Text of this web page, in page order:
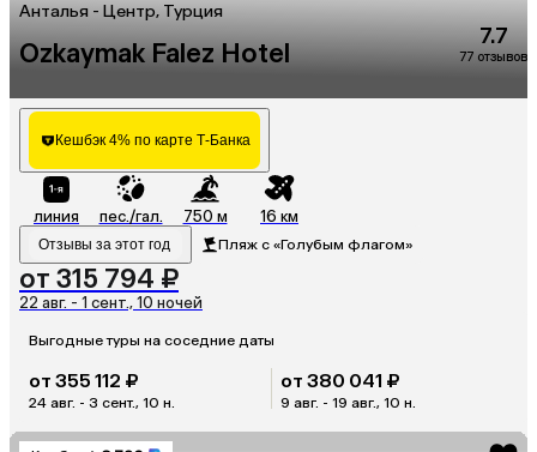
Анталья - Центр, Турция
Ozkaymak Falez Hotel
7.7
77 отзывов
Кешбэк 4% по карте Т-Банка
линия пес./гал. 750 м 16 км
Отзывы за этот год Пляж с «Голубым флагом»
от 315 794 ₽
22 авг. - 1 сент., 10 ночей
Выгодные туры на соседние даты
от 355 112 ₽
24 авг. - 3 сент., 10 н.
от 380 041 ₽
9 авг. - 19 авг., 10 н.